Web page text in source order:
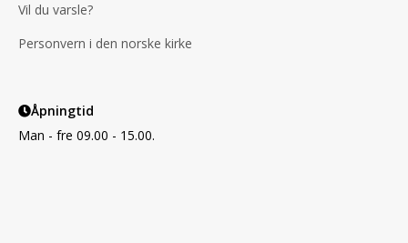
Vil du varsle?
Personvern i den norske kirke
Åpningtid
Man - fre 09.00 - 15.00.